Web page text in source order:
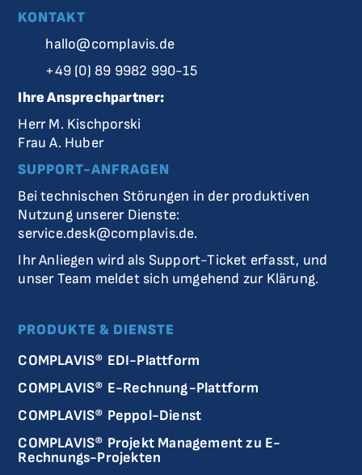
KONTAKT
hallo@complavis.de
+49 (0) 89 9982 990-15
Ihre Ansprechpartner:
Herr M. Kischporski
Frau A. Huber
SUPPORT-ANFRAGEN
Bei technischen Störungen in der produktiven
Nutzung unserer Dienste:
service.desk@complavis.de.
Ihr Anliegen wird als Support-Ticket erfasst, und
unser Team meldet sich umgehend zur Klärung.
PRODUKTE & DIENSTE
COMPLAVIS® EDI-Plattform
COMPLAVIS® E-Rechnung-Plattform
COMPLAVIS® Peppol-Dienst
COMPLAVIS® Projekt Management zu E-
Rechnungs-Projekten